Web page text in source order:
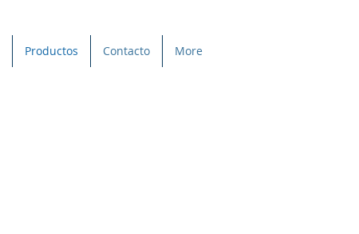
Productos Contacto More